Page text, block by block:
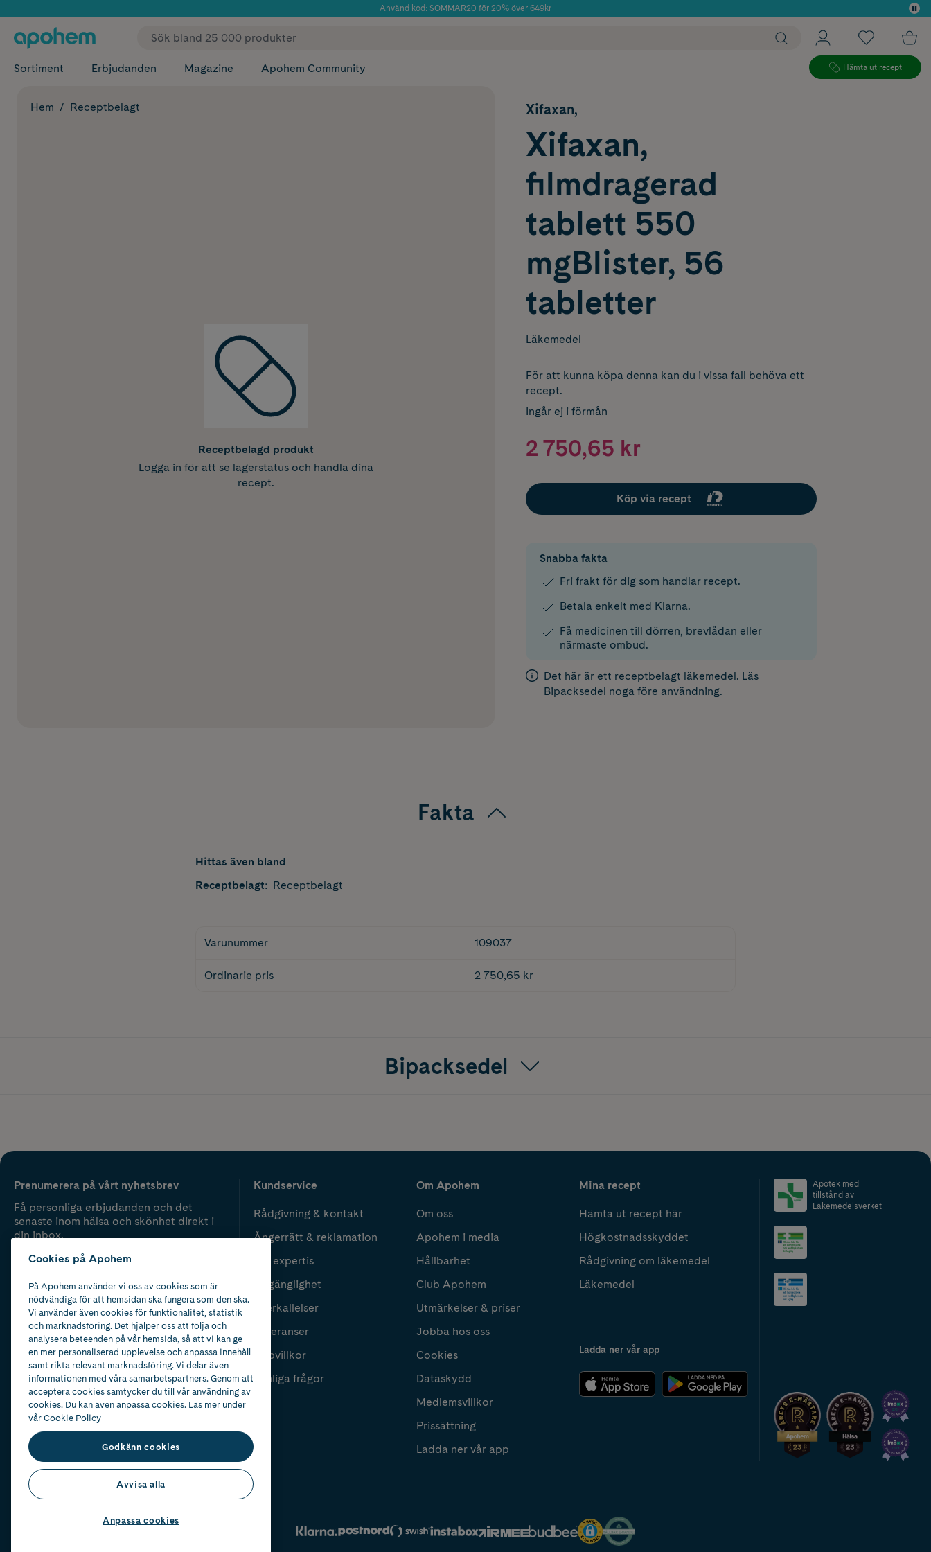
Använd kod: SOMMAR20 för 20% över 649kr
✓ Fri frakt
Sortiment Erbjudanden Magazine Apohem Community Hämta ut recept
Hem Receptbelagt
Receptbelagd produkt
Logga in för att se lagerstatus och handla dina
recept.
Xifaxan,
Xifaxan,
filmdragerad
tablett 550
mgBlister, 56
tabletter
Läkemedel
För att kunna köpa denna kan du i vissa fall behöva ett
recept.
Ingår ej i förmån
2 750,65 kr
Köp via recept
Snabba fakta
Fri frakt för dig som handlar recept.
Betala enkelt med Klarna.
Få medicinen till dörren, brevlådan eller
närmaste ombud.
Det här är ett receptbelagt läkemedel. Läs
Bipacksedel noga före användning.
Fakta
Hittas även bland
Receptbelagt: Receptbelagt
Varunummer 109037
Ordinarie pris 2 750,65 kr
Bipacksedel
Prenumerera på vårt nyhetsbrev
Få personliga erbjudanden och det
senaste inom hälsa och skönhet direkt i
din inbox.
Kundservice
Rådgivning & kontakt
Ångerrätt & reklamation
Vår expertis
Tillgänglighet
Återkallelser
Leveranser
Köpvillkor
Vanliga frågor
Om Apohem
Om oss
Apohem i media
Hållbarhet
Club Apohem
Utmärkelser & priser
Jobba hos oss
Cookies
Dataskydd
Medlemsvillkor
Prissättning
Ladda ner vår app
Mina recept
Hämta ut recept här
Högkostnadsskyddet
Rådgivning om läkemedel
Läkemedel
Ladda ner vår app
Apotek med
tillstånd av
Läkemedelsverket
2024
Cookies på Apohem
På Apohem använder vi oss av cookies som är
nödvändiga för att hemsidan ska fungera som den ska.
Vi använder även cookies för funktionalitet, statistik
och marknadsföring. Det hjälper oss att följa och
analysera beteenden på vår hemsida, så att vi kan ge
en mer personaliserad upplevelse och anpassa innehåll
samt rikta relevant marknadsföring. Vi delar även
informationen med våra samarbetspartners. Genom att
acceptera cookies samtycker du till vår användning av
cookies. Du kan även anpassa cookies. Läs mer under
vårCookie Policy
Godkänn cookies
Avvisa alla
Anpassa cookies